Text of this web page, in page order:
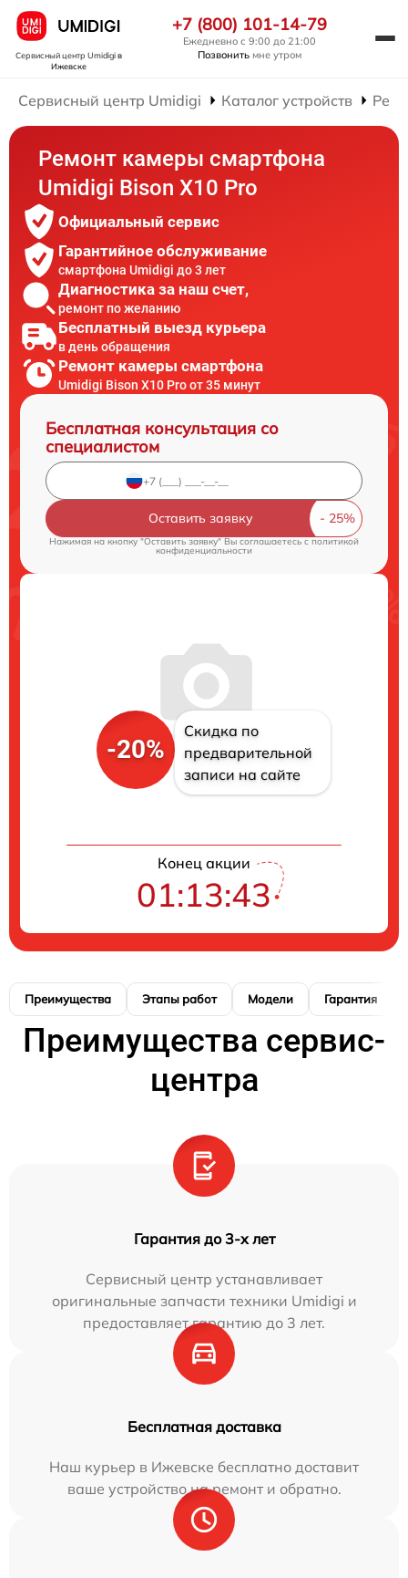
Сервисный центр Umidigiв
Ижевске
+7 (800) 101-14-79
Ежедневно с 9:00 до 21:00
Позвонить мне утром
Сервисный центр Umidigi Каталог устройств
Ремонт камеры смартфона
Umidigi Bison X10 Pro
Официальный сервис
Гарантийное обслуживание
смартфона Umidigi до 3 лет
Диагностика за наш счет,
ремонт по желанию
Бесплатный выезд курьера
в день обращения
Ремонт камеры смартфона
Umidigi Bison X10 Pro от 35 минут
Бесплатная консультация со
специалистом
Оставить заявку
Нажимая на кнопку "Оставить заявку" Вы соглашаетесь c политикой
конфиденциальности
-20%
Скидка по
предварительной
записи на сайте
Конец акции
01:13:42
Преимущества Этапы работ Модели Гарантия
Преимущества сервис-
центра
Гарантия до 3-х лет
Сервисный центр устанавливает
оригинальные запчасти техники Umidigi и
предоставляет гарантию до 3 лет.
Бесплатная доставка
Наш курьер в Ижевске бесплатно доставит
ваше устройство на ремонт и обратно.